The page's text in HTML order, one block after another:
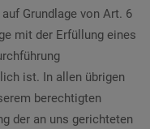
Grundlage von Art. 6
mit der Erfüllung eines
ist. In allen übrigen
berechtigten
der an uns gerichteten